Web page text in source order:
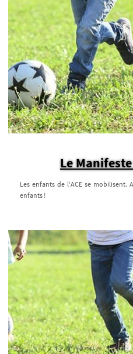
Le
Les enfants de l’ACE se
enfants !